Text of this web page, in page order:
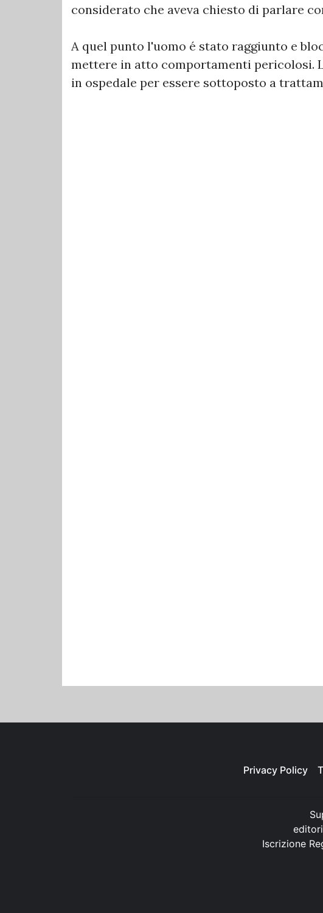
considerato che aveva chiesto di parlare
A quel punto l'uomo é stato raggiunto e
mettere in atto comportamenti pericolosi.
in ospedale per essere sottoposto a
Privacy Policy
Iscrizione